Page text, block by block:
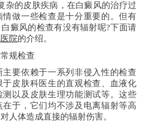
杂的皮肤疾病，在白癜风的治疗过
做一些检查是十分重要的。但有
癜风的检查有没有辐射呢?下面请
院的介绍。
规检查
要依赖于一系列非侵入性的检查
皮肤科医生的直观检查、血液化
以及皮肤生理功能测试等。这些
于，它们均不涉及电离辐射等高
人体造成直接的辐射伤害。